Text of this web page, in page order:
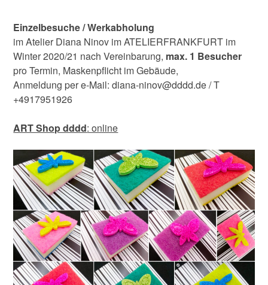
Einzelbesuche / Werkabholung
im Atelier Diana Ninov im ATELIERFRANKFURT im
Winter 2020/21 nach Vereinbarung, max. 1 Besucher
pro Termin, Maskenpflicht im Gebäude,
Anmeldung per e-Mail: diana-ninov@dddd.de / T
+4917951926
ART Shop dddd: online